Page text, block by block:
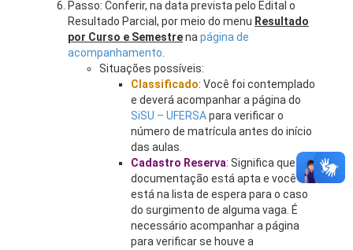
Passo: Conferir, na data prevista pelo Edital o
Resultado Parcial, por meio do menu Resultado
por Curso e Semestrena página de
acompanhamento
Situações possíveis:
Classificado: Você foi contemplado
e deverá acompanhar a página do
SiSU – UFERSApara verificar o
número de matrícula antes do início
das aulas.
Cadastro Reserva: Significa que sua
documentação está apta e você
está na lista de espera para o caso
do surgimento de alguma vaga. É
necessário acompanhar a página
para verificar se houve a